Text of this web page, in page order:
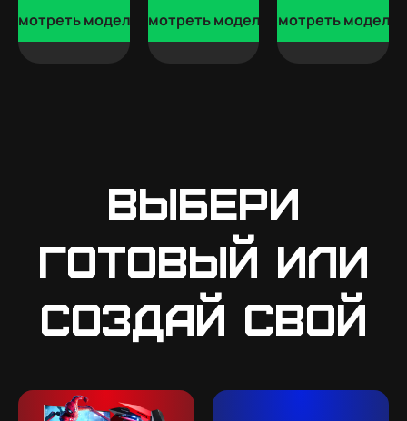
Смотреть модели Смотреть модели Смотреть модели
Выбери
готовый или
создай свой